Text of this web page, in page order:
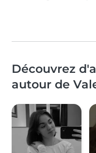
Découvrez
autour de